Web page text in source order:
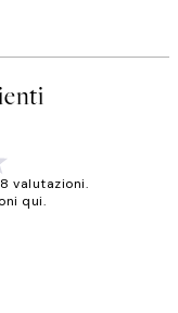
valutazioni.
qui.